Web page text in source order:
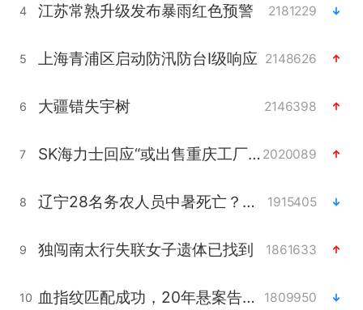
4 江苏常熟升级发布暴雨红色预警 2181229
5 上海青浦区启动防汛防台Ⅰ级响应 2148626
6 大疆错失宇树 2146398
7 SK海力士回应“或出售重庆工厂”传闻 2020089
8 辽宁28名务农人员中暑死亡？官方辟谣 1915405
9 独闯南太行失联女子遗体已找到 1861633
10 血指纹匹配成功，20年悬案告破！凶手被执行死刑 1809950